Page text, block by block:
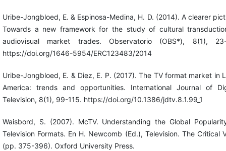
Uribe-Jongbloed, E. & Espinosa-Medina, H. D. (2014). A clearer
Towards a new framework for the study of cultural
audiovisual market trades. Observatorio (OBS*), 8(1),
https://doi.org/1646-5954/ERC123483/2014
Uribe-Jongbloed, E. & Diez, E. P. (2017). The TV format market in
America: trends and opportunities. International Journal of
Television, 8(1), 99-115. https://doi.org/10.1386/jdtv.8.1.99_1
Waisbord, S. (2007). McTV. Understanding the Global
Television Formats. En H. Newcomb (Ed.), Television. The Critical
(pp. 375-396). Oxford University Press.